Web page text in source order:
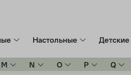
Настольные Детские
M N O P Q